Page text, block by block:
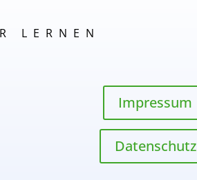
LERNEN
Impressum
Datenschutz